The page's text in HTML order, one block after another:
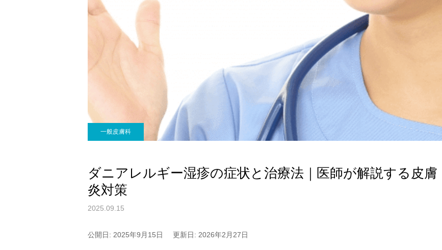
一般皮膚科
ダニアレルギー湿疹の症状と治療法｜医師が解説する皮膚
炎対策
2025.09.15
公開日: 2025年9月15日 更新日: 2026年2月27日